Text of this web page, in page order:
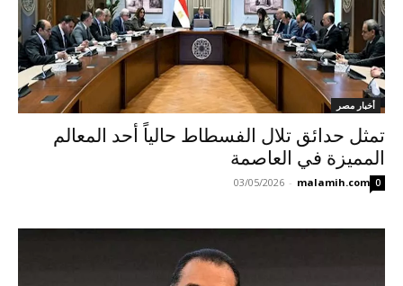
أخبار مصر
تمثل حدائق تلال الفسطاط حالياً أحد المعالم
المميزة في العاصمة
malamih.com
-
03/05/2026 0